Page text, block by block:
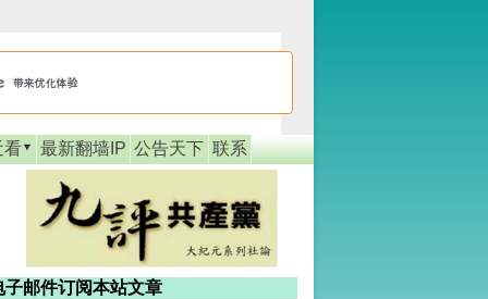
看 最新翻墙IP 公告天下 联系
子邮件订阅本站文章